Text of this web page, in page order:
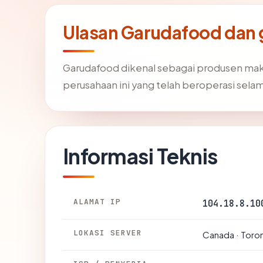
Ulasan Garudafood
Garudafood dikenal sebagai produsen
perusahaan ini yang telah beroperasi
Informasi Teknis
ALAMAT IP
LOKASI SERVER Canada ·